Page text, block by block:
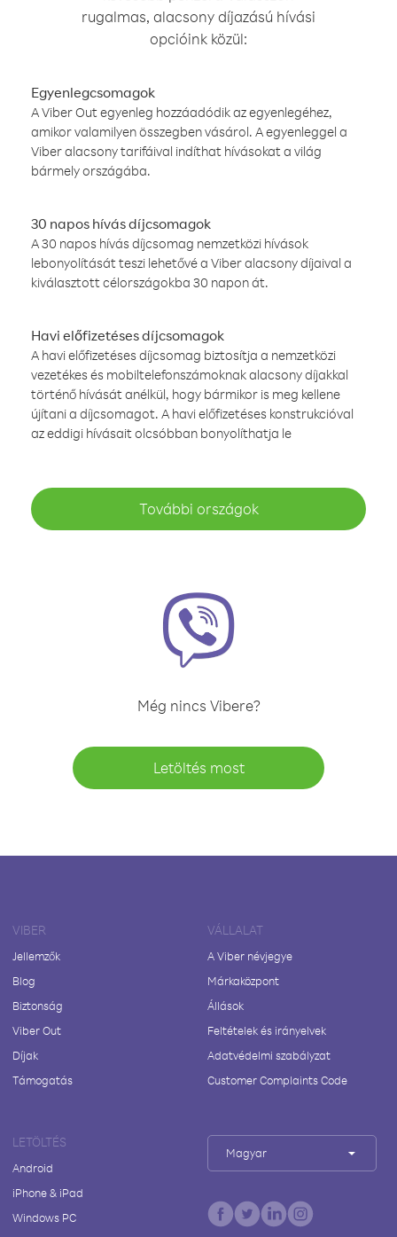
rugalmas, alacsony díjazású hívási
opcióink közül:
Egyenlegcsomagok
A Viber Out egyenleg hozzáadódik az egyenlegéhez,
amikor valamilyen összegben vásárol. A egyenleggel a
Viber alacsony tarifáival indíthat hívásokat a világ
bármely országába.
30 napos hívás díjcsomagok
A 30 napos hívás díjcsomag nemzetközi hívások
lebonyolítását teszi lehetővé a Viber alacsony díjaival a
kiválasztott célországokba 30 napon át.
Havi előfizetéses díjcsomagok
A havi előfizetéses díjcsomag biztosítja a nemzetközi
vezetékes és mobiltelefonszámoknak alacsony díjakkal
történő hívását anélkül, hogy bármikor is meg kellene
újítani a díjcsomagot. A havi előfizetéses konstrukcióval
az eddigi hívásait olcsóbban bonyolíthatja le
További országok
Még nincs Vibere?
Letöltés most
VIBER
Jellemzők
Blog
Biztonság
Viber Out
Díjak
Támogatás
VÁLLALAT
A Viber névjegye
Márkaközpont
Állások
Feltételek és irányelvek
Adatvédelmi szabályzat
Customer Complaints Code
LETÖLTÉS
Android
iPhone & iPad
Windows PC
Magyar